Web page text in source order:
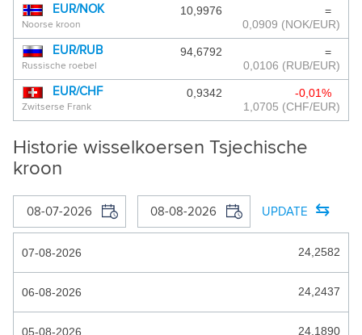
BARBADOS DOLLAR
BERMUDA DOLLAR
BHUTAANSE NGULTRUM
BOLIVIAANSE BOLIVIANO
BOTSWANA PULA
BRUNEI DOLLAR
CARIBISCHE GULDEN
EUR/NOK
Noorse kroon
10,9976
=
0,0909 (NOK/EUR)
EUR/RUB
Russische roebel
94,6792
=
0,0106 (RUB/EUR)
EUR/CHF
Zwitserse Frank
0,9342
-0,01%
1,0705 (CHF/EUR)
Historie wisselkoersen Tsjechische
kroon
UPDATE ⇆
07-08-2026 24,2582
06-08-2026 24,2437
05-08-2026 24,1890